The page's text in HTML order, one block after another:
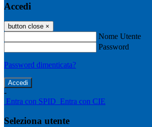
Accedi
button close ×
Nome Utente
Password
Password dimenticata?
-
Entra con SPID Entra con CIE
Seleziona utente